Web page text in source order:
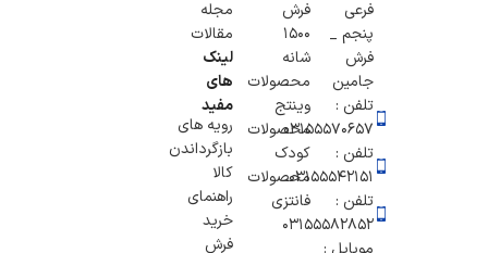
فرعی
پنجم _
فرش
جامین
تلفن :
۰۳۱۵۵۵۷۰۶۵۷
تلفن :
03155542151
تلفن :
03155582852
فرش
1500
شانه
محصولات
وینتج
محصولات
کودک
محصولات
فانتزی
مجله
مقالات
لینک
های
مفید
رویه های
بازگرداندن
کالا
راهنمای
خرید
فرش